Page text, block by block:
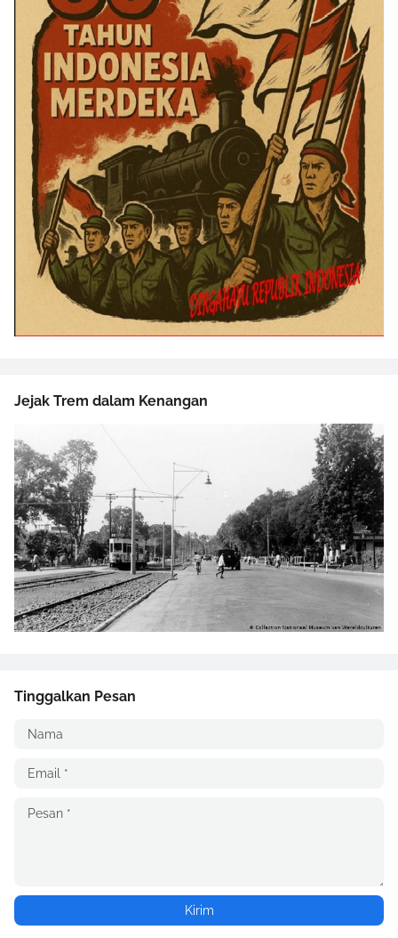
Jejak Trem dalam Kenangan
Tinggalkan Pesan